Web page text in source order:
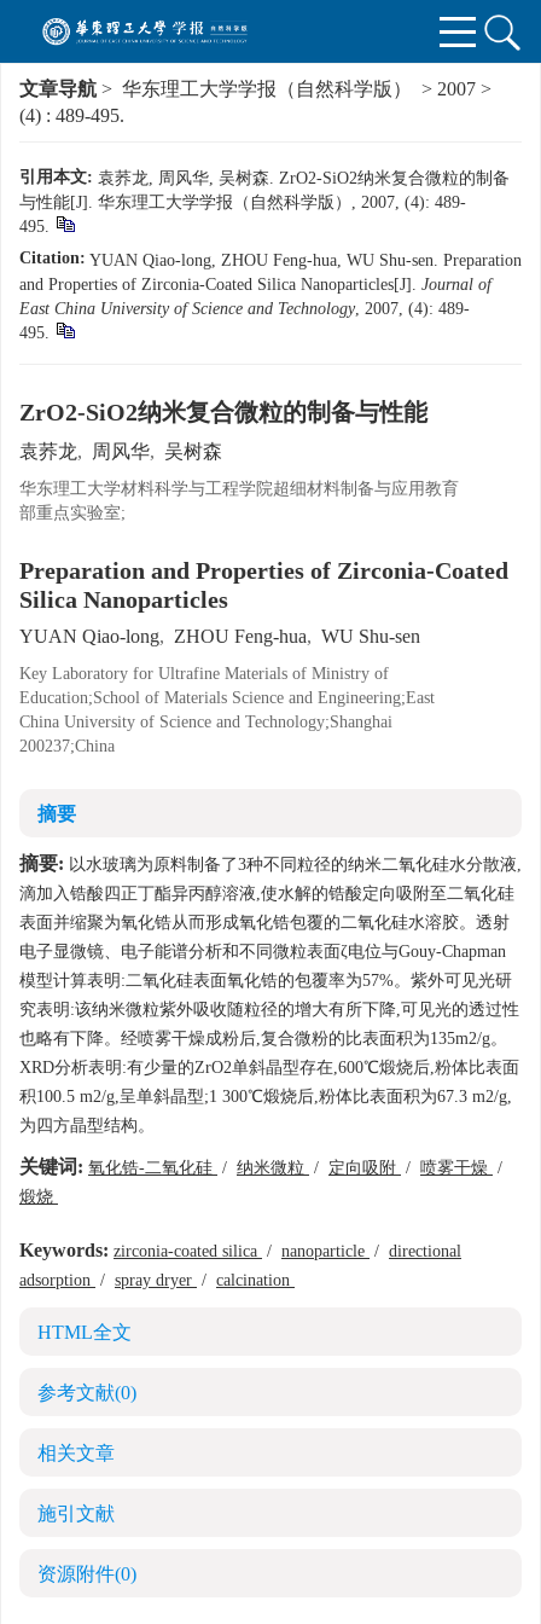
文章导航 > 华东理工大学学报（自然科学版） > 2007 >
(4) : 489-495.
引用本文: 袁荞龙, 周风华, 吴树森. ZrO2-SiO2纳米复合微粒的制备
与性能[J]. 华东理工大学学报（自然科学版）, 2007, (4): 489-
495.
Citation: YUAN Qiao-long, ZHOU Feng-hua, WU Shu-sen. Preparation
and Properties of Zirconia-Coated Silica Nanoparticles[J]. Journal of
East China University of Science and Technology, 2007, (4): 489-
495.
ZrO2-SiO2纳米复合微粒的制备与性能
袁荞龙, 周风华, 吴树森
华东理工大学材料科学与工程学院超细材料制备与应用教育
部重点实验室;
Preparation and Properties of Zirconia-Coated
Silica Nanoparticles
YUAN Qiao-long, ZHOU Feng-hua, WU Shu-sen
Key Laboratory for Ultrafine Materials of Ministry of
Education;School of Materials Science and Engineering;East
China University of Science and Technology;Shanghai
200237;China
摘要
摘要: 以水玻璃为原料制备了3种不同粒径的纳米二氧化硅水分散液,
滴加入锆酸四正丁酯异丙醇溶液,使水解的锆酸定向吸附至二氧化硅
表面并缩聚为氧化锆从而形成氧化锆包覆的二氧化硅水溶胶。透射
电子显微镜、电子能谱分析和不同微粒表面ζ电位与Gouy-Chapman
模型计算表明:二氧化硅表面氧化锆的包覆率为57%。紫外可见光研
究表明:该纳米微粒紫外吸收随粒径的增大有所下降,可见光的透过性
也略有下降。经喷雾干燥成粉后,复合微粉的比表面积为135m2/g。
XRD分析表明:有少量的ZrO2单斜晶型存在,600℃煅烧后,粉体比表面
积100.5 m2/g,呈单斜晶型;1 300℃煅烧后,粉体比表面积为67.3 m2/g,
为四方晶型结构。
关键词: 氧化锆-二氧化硅 / 纳米微粒 / 定向吸附 / 喷雾干燥 /
煅烧
Keywords: zirconia-coated silica / nanoparticle / directional
adsorption / spray dryer / calcination
HTML全文
参考文献(0)
相关文章
施引文献
资源附件(0)